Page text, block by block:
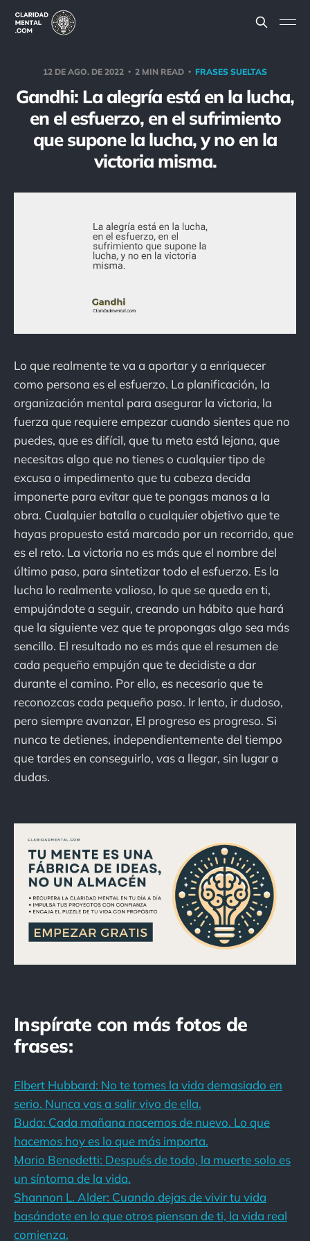
12 DE AGO. DE 2022 2 MIN READ FRASES SUELTAS
Gandhi: La alegría está en la lucha,
en el esfuerzo, en el sufrimiento
que supone la lucha, y no en la
victoria misma.
Lo que realmente te va a aportar y a enriquecer
como persona es el esfuerzo. La planificación, la
organización mental para asegurar la victoria, la
fuerza que requiere empezar cuando sientes que no
puedes, que es difícil, que tu meta está lejana, que
necesitas algo que no tienes o cualquier tipo de
excusa o impedimento que tu cabeza decida
imponerte para evitar que te pongas manos a la
obra. Cualquier batalla o cualquier objetivo que te
hayas propuesto está marcado por un recorrido, que
es el reto. La victoria no es más que el nombre del
último paso, para sintetizar todo el esfuerzo. Es la
lucha lo realmente valioso, lo que se queda en ti,
empujándote a seguir, creando un hábito que hará
que la siguiente vez que te propongas algo sea más
sencillo. El resultado no es más que el resumen de
cada pequeño empujón que te decidiste a dar
durante el camino. Por ello, es necesario que te
reconozcas cada pequeño paso. Ir lento, ir dudoso,
pero siempre avanzar, El progreso es progreso. Si
nunca te detienes, independientemente del tiempo
que tardes en conseguirlo, vas a llegar, sin lugar a
dudas.
Inspírate con más fotos de
frases:
Elbert Hubbard: No te tomes la vida demasiado en
serio. Nunca vas a salir vivo de ella.
Buda: Cada mañana nacemos de nuevo. Lo que
hacemos hoy es lo que más importa.
Mario Benedetti: Después de todo, la muerte solo es
un síntoma de la vida.
Shannon L. Alder: Cuando dejas de vivir tu vida
basándote en lo que otros piensan de ti, la vida real
comienza.